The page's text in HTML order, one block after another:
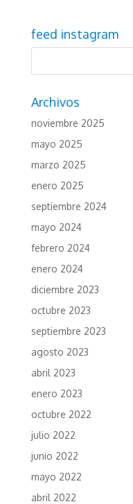
feed instagram
Archivos
noviembre 2025
mayo 2025
marzo 2025
enero 2025
septiembre 2024
mayo 2024
febrero 2024
enero 2024
diciembre 2023
octubre 2023
septiembre 2023
agosto 2023
abril 2023
enero 2023
octubre 2022
julio 2022
junio 2022
mayo 2022
abril 2022